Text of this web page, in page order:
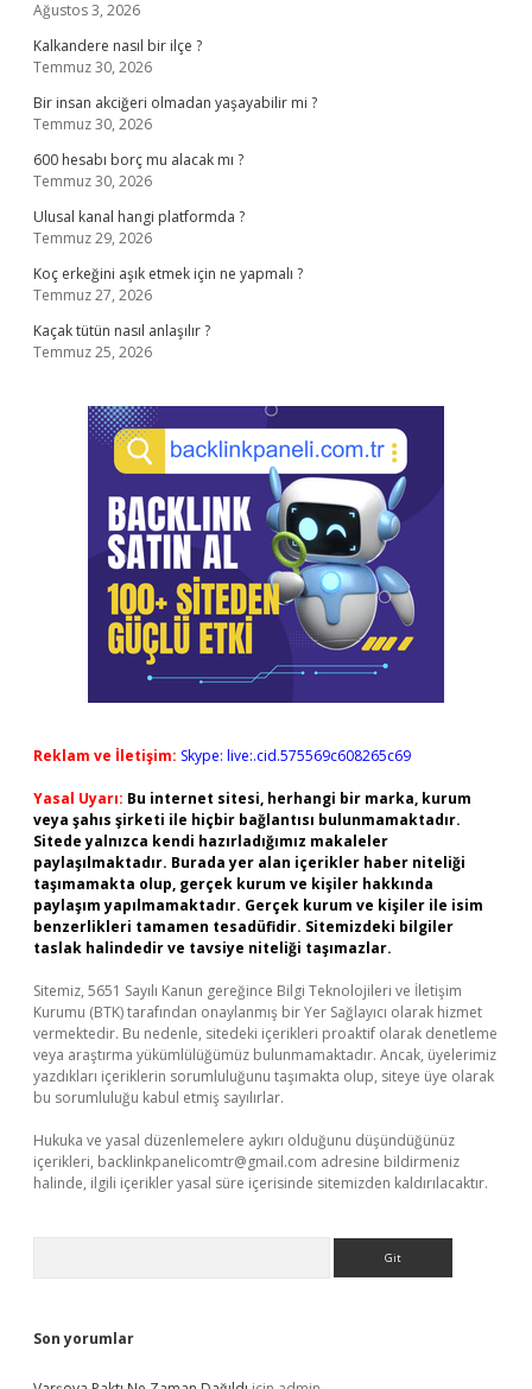
Ağustos 3, 2026
Kalkandere nasıl bir ilçe ?
Temmuz 30, 2026
Bir insan akciğeri olmadan yaşayabilir mi ?
Temmuz 30, 2026
600 hesabı borç mu alacak mı ?
Temmuz 30, 2026
Ulusal kanal hangi platformda ?
Temmuz 29, 2026
Koç erkeğini aşık etmek için ne yapmalı ?
Temmuz 27, 2026
Kaçak tütün nasıl anlaşılır ?
Temmuz 25, 2026
Reklam ve İletişim: Skype: live:.cid.575569c608265c69
Yasal Uyarı: Bu internet sitesi, herhangi bir marka, kurum
veya şahıs şirketi ile hiçbir bağlantısı bulunmamaktadır.
Sitede yalnızca kendi hazırladığımız makaleler
paylaşılmaktadır. Burada yer alan içerikler haber niteliği
taşımamakta olup, gerçek kurum ve kişiler hakkında
paylaşım yapılmamaktadır. Gerçek kurum ve kişiler ile isim
benzerlikleri tamamen tesadüfidir. Sitemizdeki bilgiler
taslak halindedir ve tavsiye niteliği taşımazlar.
Sitemiz, 5651 Sayılı Kanun gereğince Bilgi Teknolojileri ve İletişim
Kurumu (BTK) tarafından onaylanmış bir Yer Sağlayıcı olarak hizmet
vermektedir. Bu nedenle, sitedeki içerikleri proaktif olarak denetleme
veya araştırma yükümlülüğümüz bulunmamaktadır. Ancak, üyelerimiz
yazdıkları içeriklerin sorumluluğunu taşımakta olup, siteye üye olarak
bu sorumluluğu kabul etmiş sayılırlar.
Hukuka ve yasal düzenlemelere aykırı olduğunu düşündüğünüz
içerikleri, backlinkpanelicomtr@gmail.com adresine bildirmeniz
halinde, ilgili içerikler yasal süre içerisinde sitemizden kaldırılacaktır.
Son yorumlar